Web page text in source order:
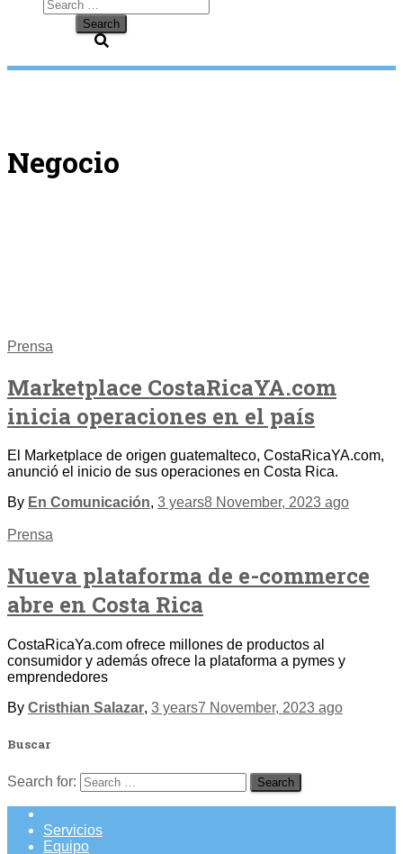
Negocio
Prensa
Marketplace CostaRicaYA.com
inicia operaciones en el país
El Marketplace de origen guatemalteco, CostaRicaYA.com,
anunció el inicio de sus operaciones en Costa Rica.
By En Comunicación, 3 years8 November, 2023 ago
Prensa
Nueva plataforma de e-commerce
abre en Costa Rica
CostaRicaYa.com ofrece millones de productos al
consumidor y además ofrece la plataforma a pymes y
emprendedores
By Cristhian Salazar, 3 years7 November, 2023 ago
Buscar
Search for:
Servicios
Equipo